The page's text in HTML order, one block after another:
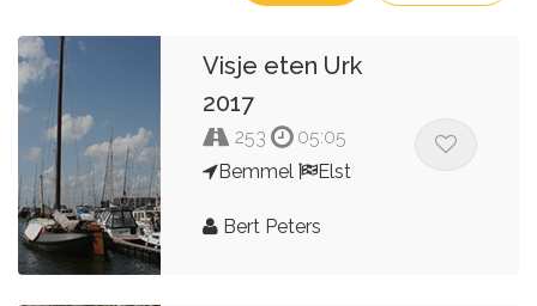
Visje eten Urk
2017
253
05:05
Bemmel
Elst
Bert Peters